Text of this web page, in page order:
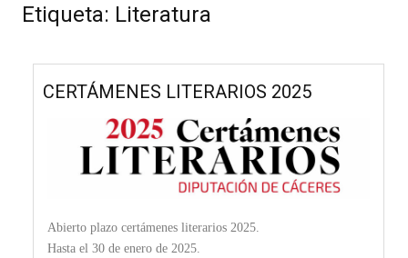
Etiqueta: Literatura
CERTÁMENES LITERARIOS 2025
Abierto plazo certámenes literarios 2025.
Hasta el 30 de enero de 2025.